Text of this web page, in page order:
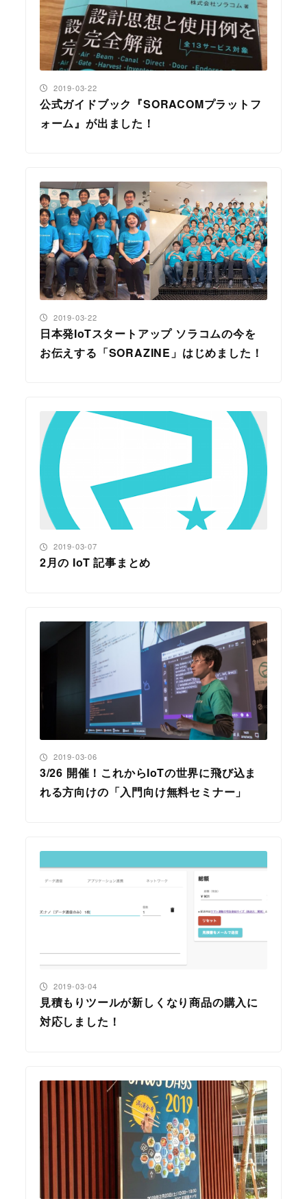
公式ガイドブック『SORACOMプラットフ
ォーム』が出ました！
投稿日
2019-03-22
日本発IoTスタートアップ ソラコムの今を
お伝えする「SORAZINE」はじめました！
投稿日
2019-03-22
2月の IoT 記事まとめ
投稿日
2019-03-07
3/26 開催！これからIoTの世界に飛び込ま
れる方向けの「入門向け無料セミナー」
投稿日
2019-03-06
見積もりツールが新しくなり商品の購入に
対応しました！
投稿日
2019-03-04